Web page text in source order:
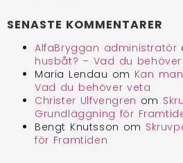
SENASTE KOMMENTARER
AlfaBryggan administratör
husbåt? – Vad du
Maria Lendau om Kan
Vad du behöver veta
Christer Ulfvengren om
Grundläggning för
Bengt Knutsson om
för Framtiden